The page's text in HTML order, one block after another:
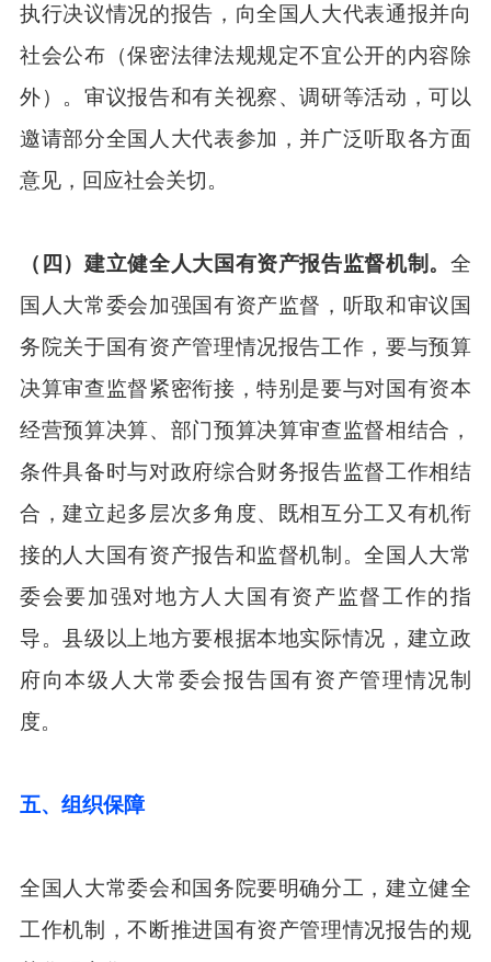
执行决议情况的报告，向全国人大代表通报并向
社会公布（保密法律法规规定不宜公开的内容除
外）。审议报告和有关视察、调研等活动，可以
邀请部分全国人大代表参加，并广泛听取各方面
意见，回应社会关切。
（四）建立健全人大国有资产报告监督机制。全
国人大常委会加强国有资产监督，听取和审议国
务院关于国有资产管理情况报告工作，要与预算
决算审查监督紧密衔接，特别是要与对国有资本
经营预算决算、部门预算决算审查监督相结合，
条件具备时与对政府综合财务报告监督工作相结
合，建立起多层次多角度、既相互分工又有机衔
接的人大国有资产报告和监督机制。全国人大常
委会要加强对地方人大国有资产监督工作的指
导。县级以上地方要根据本地实际情况，建立政
府向本级人大常委会报告国有资产管理情况制
度。
五、组织保障
全国人大常委会和国务院要明确分工，建立健全
工作机制，不断推进国有资产管理情况报告的规